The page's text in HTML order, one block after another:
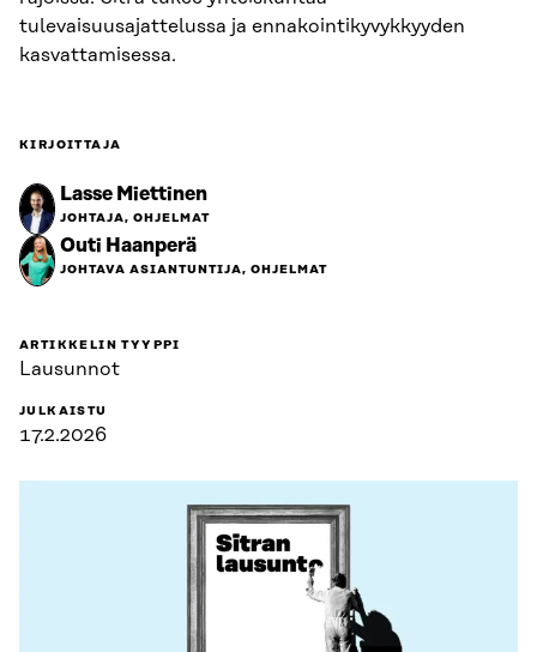
tulevaisuusajattelussa ja ennakointikyvykkyyden
kasvattamisessa.
KIRJOITTAJA
Lasse Miettinen
JOHTAJA, OHJELMAT
Outi Haanperä
JOHTAVA ASIANTUNTIJA, OHJELMAT
ARTIKKELIN TYYPPI
Lausunnot
JULKAISTU
17.2.2026